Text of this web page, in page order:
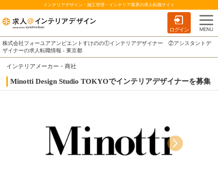
インテリアデザイン・施工管理・インテリア業界の求人転職サイト
ログイン
株式会社フォーユアアンビエントすけのの①インテリアデザイナー ②アシスタントデ
ザイナーの求人転職情報 - 東京都
インテリアメーカー・商社
Minotti Design Studio TOKYOでインテリアデザイナーを募集